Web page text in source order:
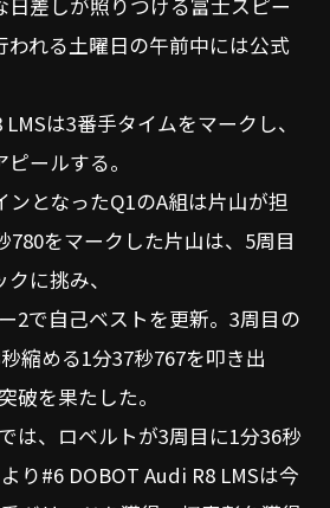
差しが照りつける富士スピー
われる土曜日の午前中には公式
は3番手タイムをマークし、
ールする。
ンとなったQ1のA組は片山が担
780をマークした片山は、5周目
に挑み、
2で自己ベストを更新。3周目の
縮める1分37秒767を叩き出
破を果たした。
は、ロベルトが3周目に1分36秒
り#6 DOBOT Audi R8 LMSは今